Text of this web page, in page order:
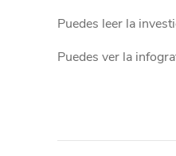
Puedes leer la
Puedes ver la